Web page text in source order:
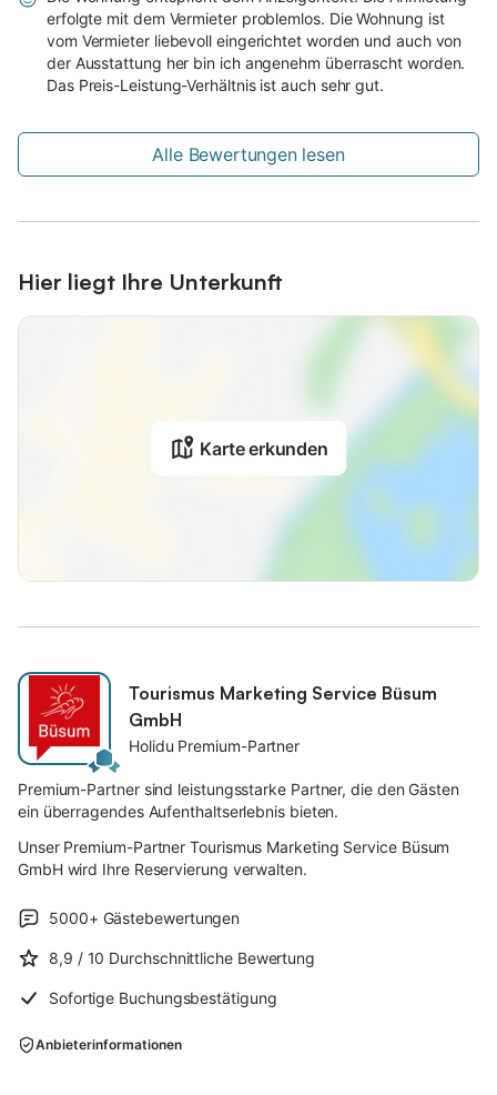
erfolgte mit dem Vermieter problemlos. Die Wohnung ist
vom Vermieter liebevoll eingerichtet worden und auch von
der Ausstattung her bin ich angenehm überrascht worden.
Das Preis-Leistung-Verhältnis ist auch sehr gut.
Alle Bewertungen lesen
Hier liegt Ihre Unterkunft
Karte erkunden
Tourismus Marketing Service Büsum
GmbH
Holidu Premium-Partner
Premium-Partner sind leistungsstarke Partner, die den Gästen
ein überragendes Aufenthaltserlebnis bieten.
Unser Premium-Partner Tourismus Marketing Service Büsum
GmbH wird Ihre Reservierung verwalten.
5000+ Gästebewertungen
8,9 / 10 Durchschnittliche Bewertung
Sofortige Buchungsbestätigung
Anbieterinformationen